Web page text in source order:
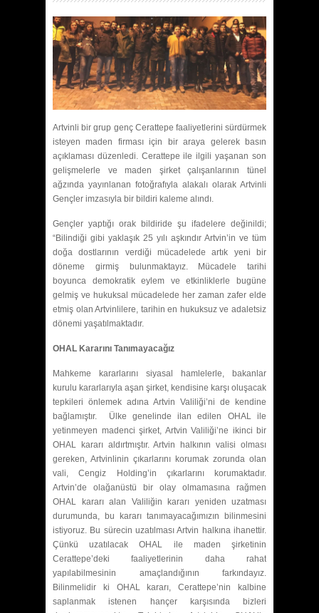
Artvinli bir grup genç Cerattepe faaliyetlerini sürdürmek
isteyen maden firması için bir araya gelerek basın
açıklaması düzenledi. Cerattepe ile ilgili yaşanan son
gelişmelerle ve maden şirket çalışanlarının tünel
ağzında yayınlanan fotoğrafıyla alakalı olarak Artvinli
Gençler imzasıyla bir bildiri kaleme alındı.
Gençler yaptığı orak bildiride şu ifadelere değinildi;
“Bilindiği gibi yaklaşık 25 yılı aşkındır Artvin’in ve tüm
doğa dostlarının verdiği mücadelede artık yeni bir
döneme girmiş bulunmaktayız. Mücadele tarihi
boyunca demokratik eylem ve etkinliklerle bugüne
gelmiş ve hukuksal mücadelede her zaman zafer elde
etmiş olan Artvinlilere, tarihin en hukuksuz ve adaletsiz
dönemi yaşatılmaktadır.
OHAL Kararını Tanımayacağız
Mahkeme kararlarını siyasal hamlelerle, bakanlar
kurulu kararlarıyla aşan şirket, kendisine karşı oluşacak
tepkileri önlemek adına Artvin Valiliği’ni de kendine
bağlamıştır. Ülke genelinde ilan edilen OHAL ile
yetinmeyen madenci şirket, Artvin Valiliği’ne ikinci bir
OHAL kararı aldırtmıştır. Artvin halkının valisi olması
gereken, Artvinlinin çıkarlarını korumak zorunda olan
vali, Cengiz Holding’in çıkarlarını korumaktadır.
Artvin’de olağanüstü bir olay olmamasına rağmen
OHAL kararı alan Valiliğin kararı yeniden uzatması
durumunda, bu kararı tanımayacağımızın bilinmesini
istiyoruz. Bu sürecin uzatılması Artvin halkına ihanettir.
Çünkü uzatılacak OHAL ile maden şirketinin
Cerattepe’deki faaliyetlerinin daha rahat
yapılabilmesinin amaçlandığının farkındayız.
Bilinmelidir ki OHAL kararı, Cerattepe’nin kalbine
saplanmak istenen hançer karşısında bizleri